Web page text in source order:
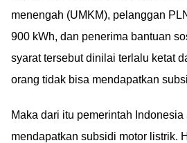
menengah (UMKM), pelanggan
900 kWh, dan penerima bantuan
syarat tersebut dinilai terlalu ketat
orang tidak bisa mendapatkan
Maka dari itu pemerintah
mendapatkan subsidi motor listrik.